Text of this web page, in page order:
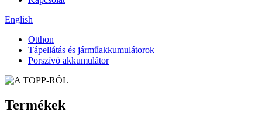
English
Otthon
Tápellátás és járműakkumulátorok
Porszívó akkumulátor
Termékek